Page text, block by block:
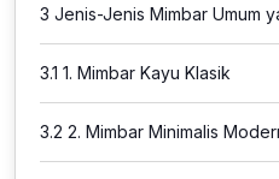
3 Jenis-Jenis Mimbar Umum
3.1 1. Mimbar Kayu Klasik
3.2 2. Mimbar Minimalis